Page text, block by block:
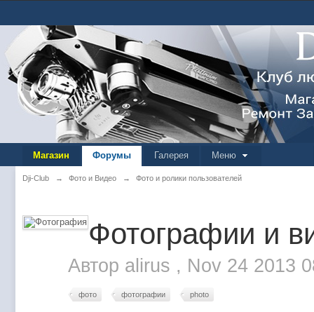
Магазин Форумы Галерея Меню
Dji-Club → Фото и Видео → Фото и ролики пользователей
Фотографии и
Автор alirus , Nov 24 2013
фото фотографии photo